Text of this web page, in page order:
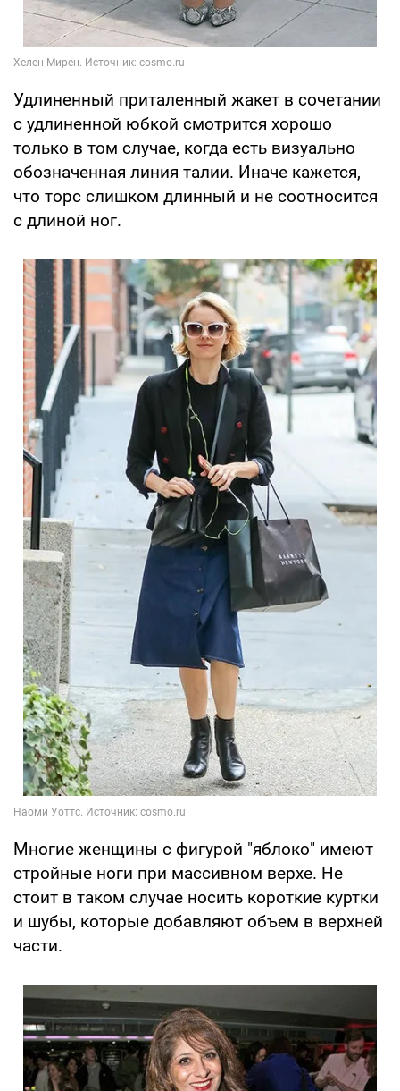
Удлиненный приталенный жакет в сочетании
с удлиненной юбкой смотрится хорошо
только в том случае, когда есть визуально
обозначенная линия талии. Иначе кажется,
что торс слишком длинный и не соотносится
с длиной ног.
Многие женщины с фигурой "яблоко" имеют
стройные ноги при массивном верхе. Не
стоит в таком случае носить короткие куртки
и шубы, которые добавляют объем в верхней
части.